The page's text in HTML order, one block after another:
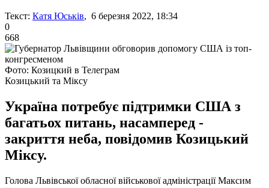
Текст: Катя Юськів, 6 березня 2022, 18:34
0
668
Фото: Козицкий в Телеграм
Козицький та Міксу
Україна потребує підтримки США з
багатьох питань, насамперед -
закриття неба, повідомив Козицький
Міксу.
Голова Львівської обласної військової адміністрації Максим